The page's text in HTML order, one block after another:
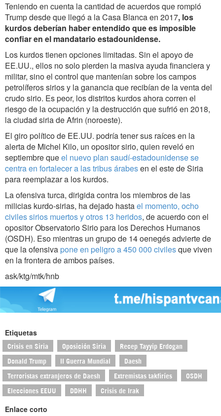
Teniendo en cuenta la cantidad de acuerdos que rompió
Trump desde que llegó a la Casa Blanca en 2017, los
kurdos deberían haber entendido que es imposible
confiar en el mandatario estadounidense.
Los kurdos tienen opciones limitadas. Sin el apoyo de
EE.UU., ellos no solo pierden la masiva ayuda financiera y
militar, sino el control que mantenían sobre los campos
petrolíferos sirios y la ganancia que recibían de la venta del
crudo sirio. Es peor, los distritos kurdos ahora corren el
riesgo de la ocupación y la destrucción que sufrió en 2018,
la ciudad siria de Afrin (noroeste).
El giro político de EE.UU. podría tener sus raíces en la
alerta de Michel Kilo, un opositor sirio, quien reveló en
septiembre queel nuevo plan saudí-estadounidense se
centra en fortalecer a las tribus árabesen el este de Siria
para reemplazar a los kurdos.
La ofensiva turca, dirigida contra los miembros de las
milicias kurdo-sirias, ha dejado hastael momento, ocho
civiles sirios muertos y otros 13 heridos, de acuerdo con el
opositor Observatorio Sirio para los Derechos Humanos
(OSDH). Eso mientras un grupo de 14 oenegés advierte de
que la ofensiva pone en peligro a 450 000 civilesque viven
en la frontera de ambos países.
ask/ktg/mtk/hnb
Etiquetas
Crisis en Siria Oposición Siria Recep Tayyip Erdogan
Donald Trump II Guerra Mundial Daesh
Terroristas extranjeros de Daesh Extremistas takfiríes OSDH
Elecciones EEUU DDHH Crisis de Irak
Enlace corto